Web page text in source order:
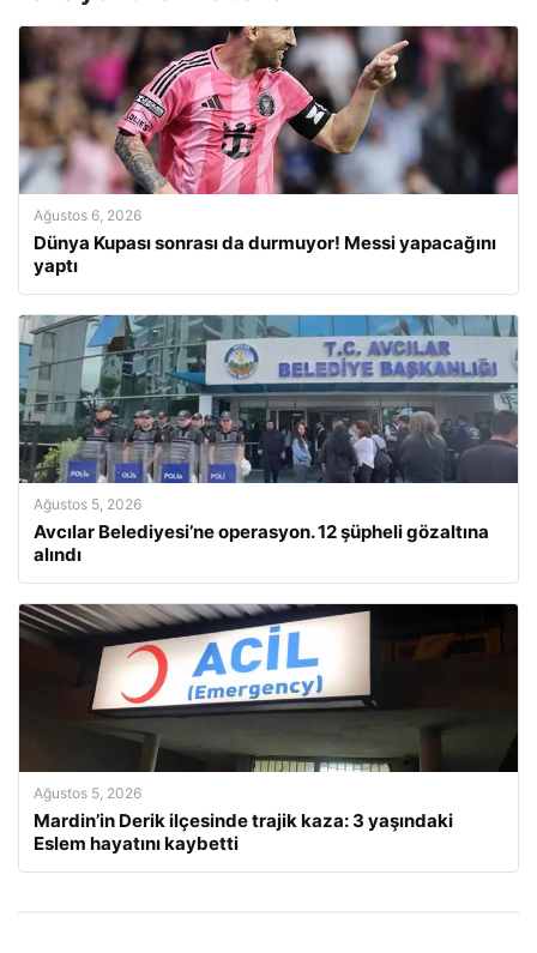
Ağustos 6, 2026
Dünya Kupası sonrası da durmuyor! Messi yapacağını
yaptı
Ağustos 5, 2026
Avcılar Belediyesi’ne operasyon. 12 şüpheli gözaltına
alındı
Ağustos 5, 2026
Mardin’in Derik ilçesinde trajik kaza: 3 yaşındaki
Eslem hayatını kaybetti